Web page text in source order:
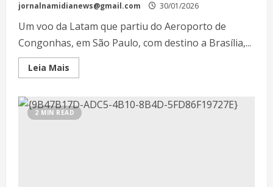
jornalnamidianews@gmail.com 30/01/2026
Um voo da Latam que partiu do Aeroporto de
Congonhas, em São Paulo, com destino a Brasília,...
Leia Mais
2 MIN READ